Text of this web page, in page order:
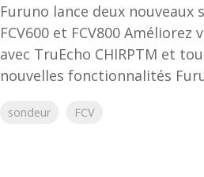
Furuno lance deux nouveaux
FCV600 et FCV800 Améliorez
avec TruEcho CHIRPTM et
nouvelles fonctionnalités
sondeur FCV